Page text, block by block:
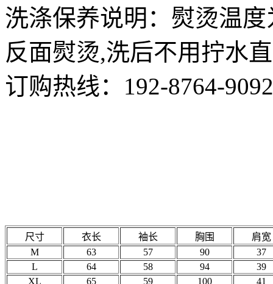
洗涤保养说明：熨烫温
反面熨烫,洗后不用拧水
订购热线： 192-8764-9092
尺寸 衣长 袖长 胸围
肩宽
M
63 57 90
37
L
64 58 94
39
XL
65 59 100
41